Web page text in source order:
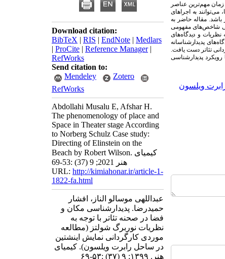
زمان مهمترین عناصر
میتوانند به اجراهای
باشد. مقاله حاضر به
شاخصهای مفهومی
و دیدگاههای
های پدیدارشناسانه
تئاتر دست یافت.
پدیدارشناسی
ویلسون
Download citation:
BibTeX | RIS | EndNote | Medlars
| ProCite | Reference Manager|
RefWorks
Send citation to:
Mendeley
Zotero
RefWorks
Abdollahi Musalu E, Afshar H.
The phenomenology of place and
Space in Theater stage According
to Norberg Schulz Case study:
Directing of Elinstein on the
Beach by Robert Wilson. کیمیای
هنر 2021; 9 (37) :53-69
URL: http://kimiahonar.ir/article-1-
1822-fa.html
عبداللهی موسالو الناز، افشار
حمیدرضا. پدیدارشناسی مکان و
فضا در صحنه تئاتر با توجه به
نظریات نوربرگ شولتز (مطالعه
موردی کارگردانی نمایش اینشتین
در ساحل رابرت ویلسون). کیمیای
هنر. ۱۳۹۹; ۹ (۳۷) :۵۳-۶۹